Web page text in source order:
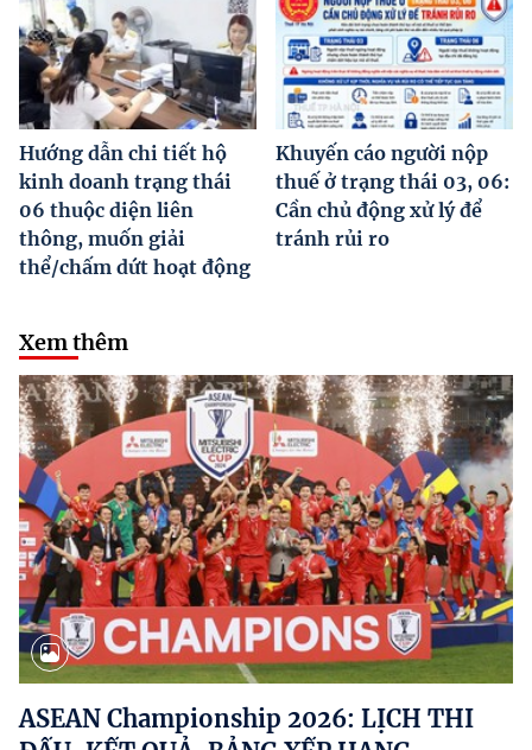
Hướng dẫn chi tiết hộ
kinh doanh trạng thái
06 thuộc diện liên
thông, muốn giải
thể/chấm dứt hoạt động
Khuyến cáo người nộp
thuế ở trạng thái 03, 06:
Cần chủ động xử lý để
tránh rủi ro
Xem thêm
ASEAN Championship 2026: LỊCH THI